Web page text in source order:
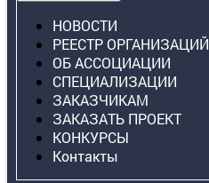
НОВОСТИ
РЕЕСТР ОРГАНИЗАЦИЙ
ОБ АССОЦИАЦИИ
СПЕЦИАЛИЗАЦИИ
ЗАКАЗЧИКАМ
ЗАКАЗАТЬ ПРОЕКТ
КОНКУРСЫ
Контакты